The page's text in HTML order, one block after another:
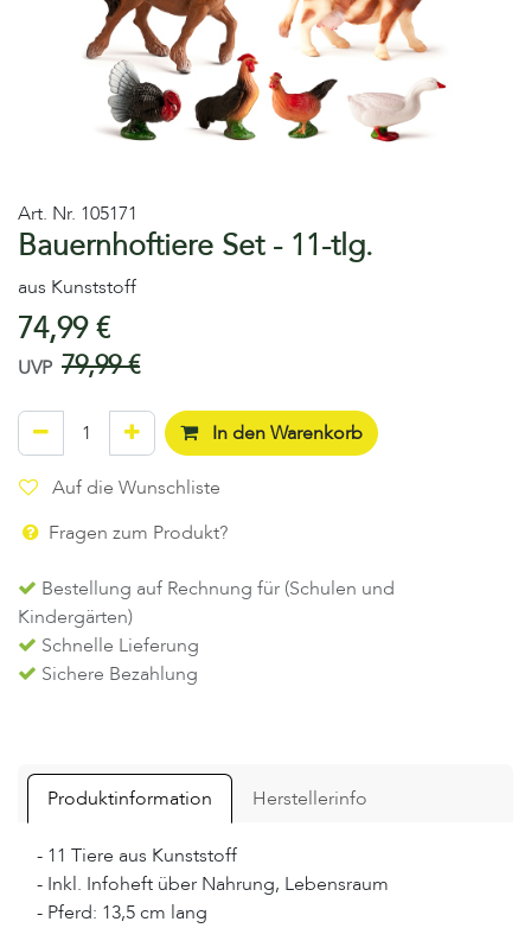
Art. Nr. 105171
Bauernhoftiere Set - 11-tlg.
aus Kunststoff
74,99€
UVP 79,99€
In den Warenkorb
Auf die Wunschliste
Fragen zum Produkt?
Bestellung auf Rechnung für (Schulen und
Kindergärten)
Schnelle Lieferung
Sichere Bezahlung
Produktinformation Herstellerinfo
- 11 Tiere aus Kunststoff
- Inkl. Infoheft über Nahrung, Lebensraum
- Pferd: 13,5 cm lang